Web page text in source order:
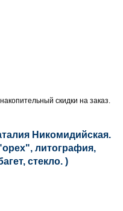
скидки на заказ.
Никомидийская.
литография,
стекло. )